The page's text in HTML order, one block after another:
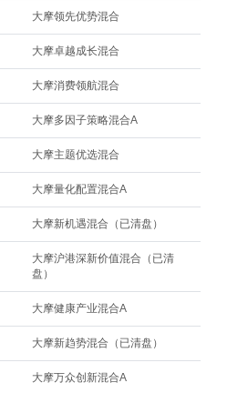
大摩领先优势混合
大摩卓越成长混合
大摩消费领航混合
大摩多因子策略混合A
大摩主题优选混合
大摩量化配置混合A
大摩新机遇混合（已清盘）
大摩沪港深新价值混合（已清
盘）
大摩健康产业混合A
大摩新趋势混合（已清盘）
大摩万众创新混合A